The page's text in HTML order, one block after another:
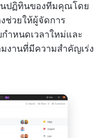
นปฏิทินของทีมคุณโดย
ช่วยให้ผู้จัดการ
ำหนดเวลาใหม่และ
งานที่มีความสำคัญเร่ง